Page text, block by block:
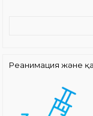
Реанимация және